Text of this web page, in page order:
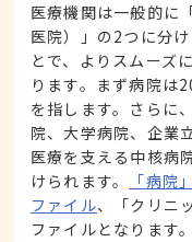
医療機関は一般的に
医院）」の2つに分
とで、よりスムーズ
ります。まず病院は
を指します。さらに
院、大学病院、企業
医療を支える中核病
けられます。
「病院
ファイル、「クリニ
ファイルとなります。